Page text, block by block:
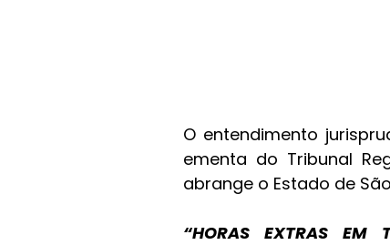
O entendimento
ementa do Tribunal
abrange o Estado de
“HORAS EXTRAS EM